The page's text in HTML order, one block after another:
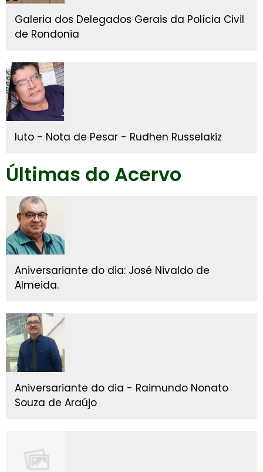
Galeria dos Delegados Gerais da Polícia Civil
de Rondonia
luto - Nota de Pesar - Rudhen Russelakiz
Últimas do Acervo
Aniversariante do dia: José Nivaldo de
Almeida.
Aniversariante do dia - Raimundo Nonato
Souza de Araújo